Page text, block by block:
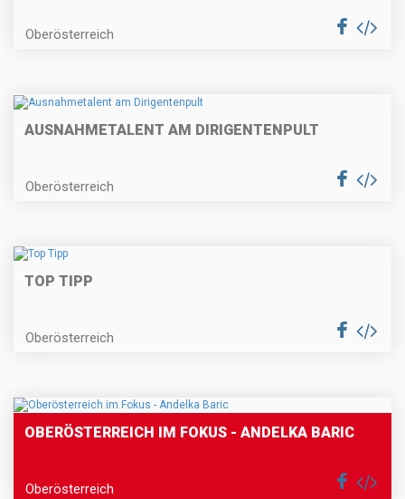
Oberösterreich
AUSNAHMETALENT AM DIRIGENTENPULT
Oberösterreich
TOP TIPP
Oberösterreich
OBERÖSTERREICH IM FOKUS - ANDELKA BARIC
Oberösterreich